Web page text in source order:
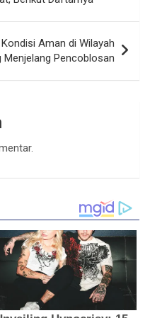
Aman di Wilayah
Menjelang Pencoblosan